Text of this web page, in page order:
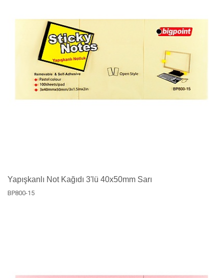
Yapışkanlı Not Kağıdı 3'lü 40x50mm Sarı
BP800-15